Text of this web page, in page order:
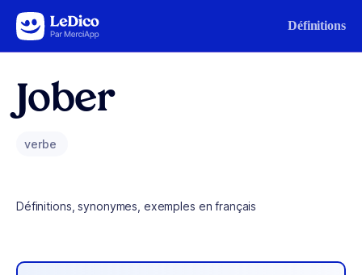
Aller au contenu Définitions
Jober
verbe
Définitions, synonymes, exemples en français